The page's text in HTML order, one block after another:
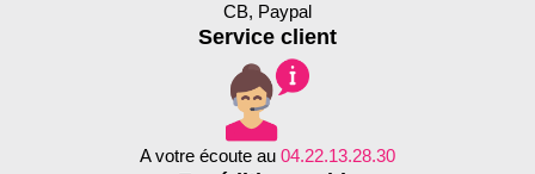
CB, Paypal
Service client
A votre écoute au 04.22.13.28.30